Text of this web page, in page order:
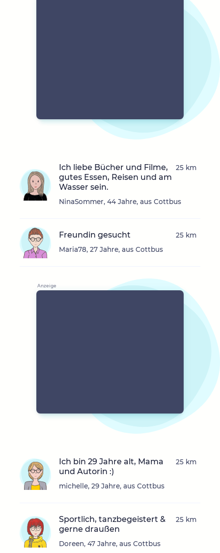
Ich liebe Bücher und Filme,
gutes Essen, Reisen und am
Wasser sein.
NinaSommer, 44 Jahre, aus Cottbus
25 km
Freundin gesucht
Maria78, 27 Jahre, aus Cottbus
25 km
Ich bin 29 Jahre alt, Mama
und Autorin :)
michelle, 29 Jahre, aus Cottbus
25 km
Sportlich, tanzbegeistert &
gerne draußen
Doreen, 47 Jahre, aus Cottbus
25 km